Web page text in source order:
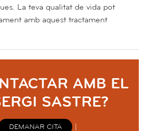
La teva qualitat de vida pot
amb aquest tractament
AMB EL
SASTRE?
DEMANAR CITA |